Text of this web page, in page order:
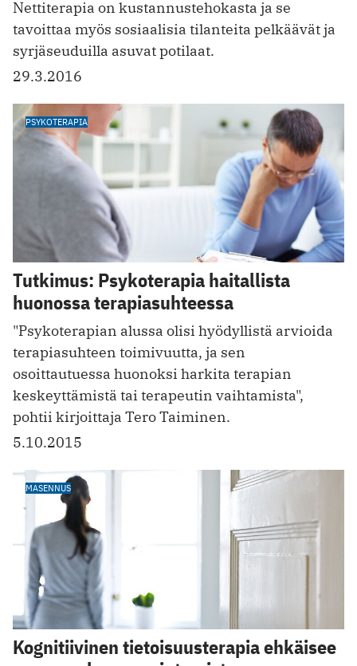
Nettiterapia on kustannustehokasta ja se
tavoittaa myös sosiaalisia tilanteita pelkäävät ja
syrjäseuduilla asuvat potilaat.
29.3.2016
PSYKOTERAPIA
Tutkimus: Psykoterapia haitallista
huonossa terapiasuhteessa
"Psykoterapian alussa olisi hyödyllistä arvioida
terapiasuhteen toimivuutta, ja sen
osoittautuessa huonoksi harkita terapian
keskeyttämistä tai terapeutin vaihtamista",
pohtii kirjoittaja Tero Taiminen.
5.10.2015
MASENNUS
Kognitiivinen tietoisuusterapia ehkäisee